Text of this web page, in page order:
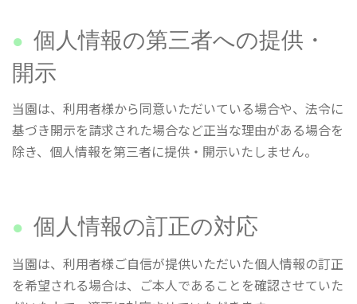
個人情報の第三者への提供・
開示
当園は、利用者様から同意いただいている場合や、法令に
基づき開示を請求された場合など正当な理由がある場合を
除き、個人情報を第三者に提供・開示いたしません。
個人情報の訂正の対応
当園は、利用者様ご自信が提供いただいた個人情報の訂正
を希望される場合は、ご本人であることを確認させていた